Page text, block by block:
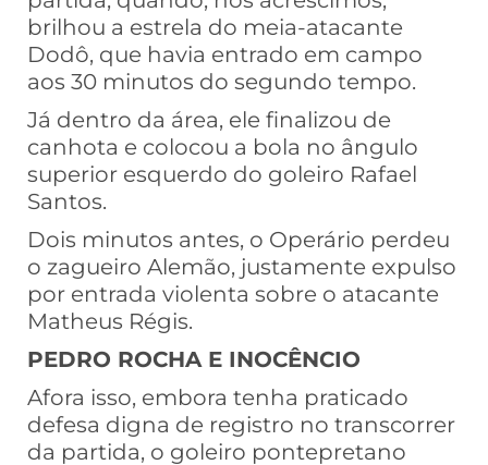
brilhou a estrela do meia-atacante
Dodô, que havia entrado em campo
aos 30 minutos do segundo tempo.
Já dentro da área, ele finalizou de
canhota e colocou a bola no ângulo
superior esquerdo do goleiro Rafael
Santos.
Dois minutos antes, o Operário perdeu
o zagueiro Alemão, justamente expulso
por entrada violenta sobre o atacante
Matheus Régis.
PEDRO ROCHA E INOCÊNCIO
Afora isso, embora tenha praticado
defesa digna de registro no transcorrer
da partida, o goleiro pontepretano